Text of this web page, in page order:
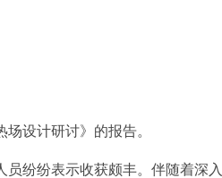
设计研讨》的报告。
纷纷表示收获颇丰。伴随着深